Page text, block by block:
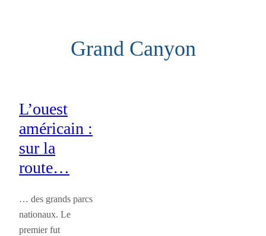
Grand Canyon
L’ouest
américain :
sur la
route…
… des grands parcs
nationaux. Le
premier fut